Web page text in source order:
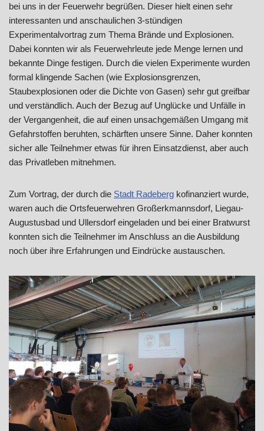
bei uns in der Feuerwehr begrüßen. Dieser hielt einen sehr
interessanten und anschaulichen 3-stündigen
Experimentalvortrag zum Thema Brände und Explosionen.
Dabei konnten wir als Feuerwehrleute jede Menge lernen und
bekannte Dinge festigen. Durch die vielen Experimente wurden
formal klingende Sachen (wie Explosionsgrenzen,
Staubexplosionen oder die Dichte von Gasen) sehr gut greifbar
und verständlich. Auch der Bezug auf Unglücke und Unfälle in
der Vergangenheit, die auf einen unsachgemäßen Umgang mit
Gefahrstoffen beruhten, schärften unsere Sinne. Daher konnten
sicher alle Teilnehmer etwas für ihren Einsatzdienst, aber auch
das Privatleben mitnehmen.
Zum Vortrag, der durch die Stadt Radeberg kofinanziert wurde,
waren auch die Ortsfeuerwehren Großerkmannsdorf, Liegau-
Augustusbad und Ullersdorf eingeladen und bei einer Bratwurst
konnten sich die Teilnehmer im Anschluss an die Ausbildung
noch über ihre Erfahrungen und Eindrücke austauschen.